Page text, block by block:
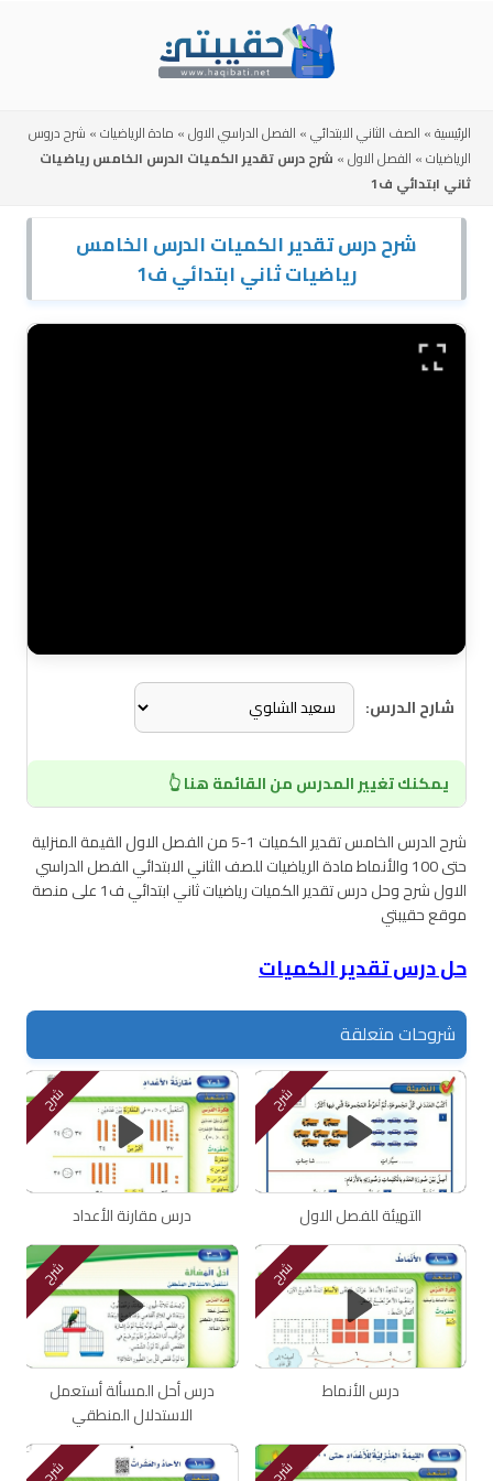
الرئيسية» الصف الثاني الابتدائي» الفصل الدراسي الاول» مادة الرياضيات» شرح دروس
الرياضيات» الفصل الاول» شرح درس تقدير الكميات الدرس الخامس رياضيات
ثاني ابتدائي ف1
شرح درس تقدير الكميات الدرس الخامس
رياضيات ثاني ابتدائي ف1
شارح الدرس:
يمكنك تغيير المدرس من القائمة هنا 👆
شرح الدرس الخامس تقدير الكميات 1-5 من الفصل الاول القيمة المنزلية
حتى 100 والأنماط مادة الرياضيات للصف الثاني الابتدائي الفصل الدراسي
الاول شرح وحل درس تقدير الكميات رياضيات ثاني ابتدائي ف1 على منصة
موقع حقيبتي
حل درس تقدير الكميات
شروحات متعلقة
شرح
التهيئة للفصل الاول
شرح
درس مقارنة الأعداد
شرح
درس الأنماط
شرح
درس أحل المسألة أستعمل
الاستدلال المنطقي
شرح شرح